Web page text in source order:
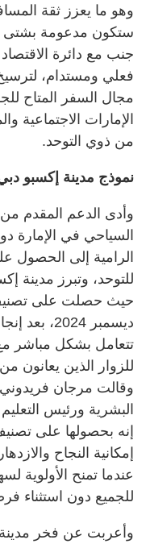
وهو ما يعزز ثقة
ستكون مدعومة بشتى
جنب مع دائرة
فعلي ومستدام،
مجال السفر المتاح
الإمارات الاجتماعية
من ذوي التوحد.
نموذج مدينة إكسبو
وأدى الدعم المقدم
السياحي في الإمارة
الرامية إلى الحصول
للتوحد، وتبرز مدينة
حيث حصلت على
ديسمبر
تتعامل بشكل مباشر
للزوار الذين يعانون
وقالت مرجان
البشرية ورئيس
إنه بحصولها على
إمكانية النجاح
عندما تمنح الأولوية
للجميع دون استثناء
وأعربت عن فخر